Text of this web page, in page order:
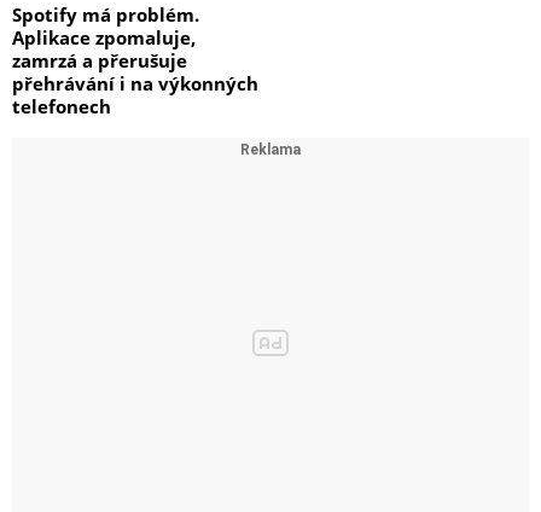
Spotify má problém.
Aplikace zpomaluje,
zamrzá a přerušuje
přehrávání i na výkonných
telefonech